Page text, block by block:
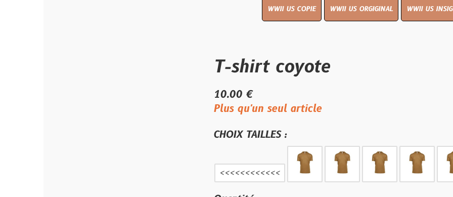
WWII US COPIE WWII US ORGIGINAL WWII US INSIGNES
T-shirt coyote
Plus qu'un seul article
CHOIX TAILLES :
<<<<<<<<<<<<